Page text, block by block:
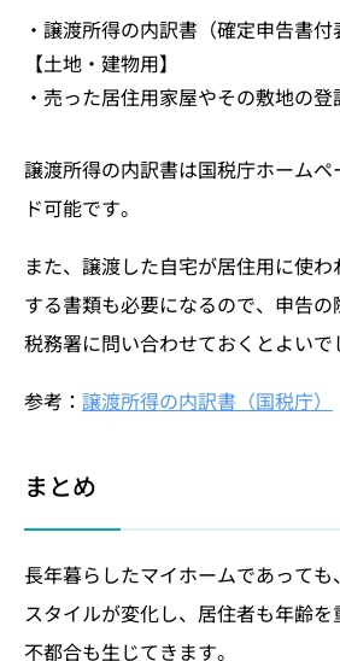
・譲渡所得の内訳書（確定申告書付
【土地・建物用】
・売った居住用家屋やその敷地の
譲渡所得の内訳書は国税庁ホーム
ド可能です。
また、譲渡した自宅が居住用に使
する書類も必要になるので、申告の
税務署に問い合わせておくとよいで
参考： 譲渡所得の内訳書（国税庁）
まとめ
長年暮らしたマイホームであって
スタイルが変化し、居住者も年齢
不都合も生じてきます。